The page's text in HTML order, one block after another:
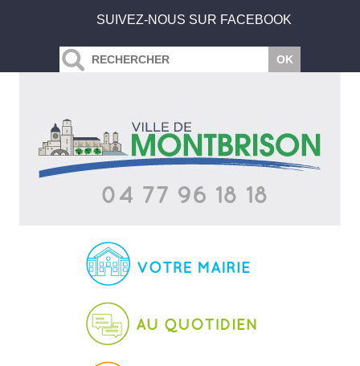
SUIVEZ-NOUS SUR FACEBOOK